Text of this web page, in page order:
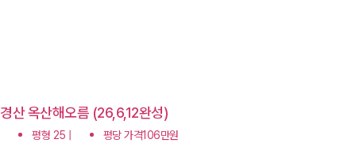
경산 옥산해오름 (26,6,12완성)
평형 25 | 평당 가격106만원